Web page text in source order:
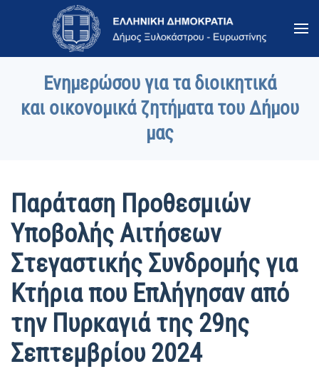
Skip to main content
Ενημερώσου για τα διοικητικά
και οικονομικά ζητήματα του Δήμου
μας
Παράταση Προθεσμιών
Υποβολής Αιτήσεων
Στεγαστικής Συνδρομής για
Κτήρια που Επλήγησαν από
την Πυρκαγιά της 29ης
Σεπτεμβρίου 2024